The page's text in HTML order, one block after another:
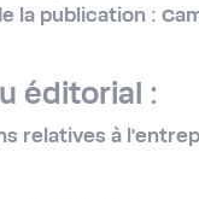
la publication :
éditorial :
relatives à